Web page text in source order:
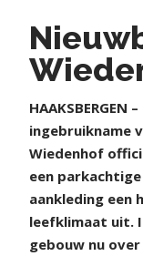
ingebruikname
Wiedenhof
een
aankleding een
leefklimaat uit.
gebouw nu